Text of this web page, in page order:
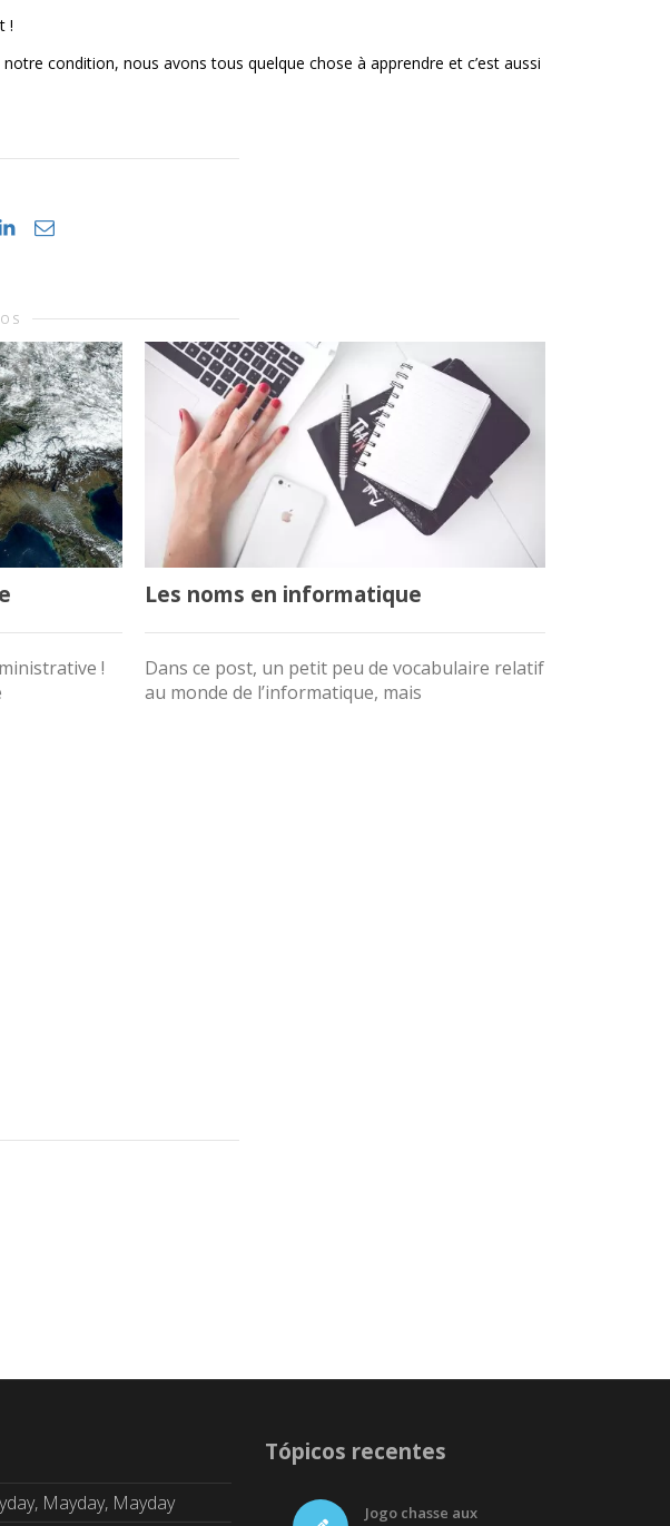
!
condition, nous avons tous quelque chose à apprendre et c’est aussi
!
Les noms en informatique
Dans ce post, un petit peu de vocabulaire relatif
au monde de l’informatique, mais
Mayday, Mayday
Tópicos recentes
Jogo chasse aux